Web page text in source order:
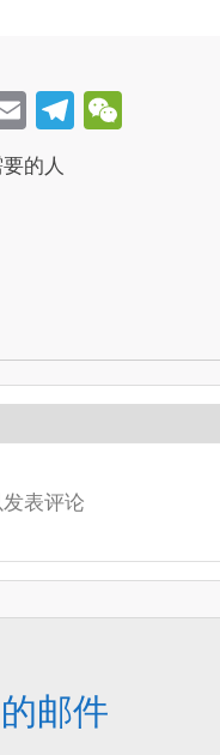
EmailTelegram
的人
表评论
邮件